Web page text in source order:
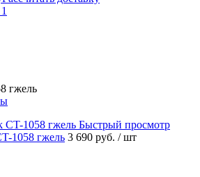
гжель
Быстрый просмотр
1058 гжель 3 690 руб. / шт